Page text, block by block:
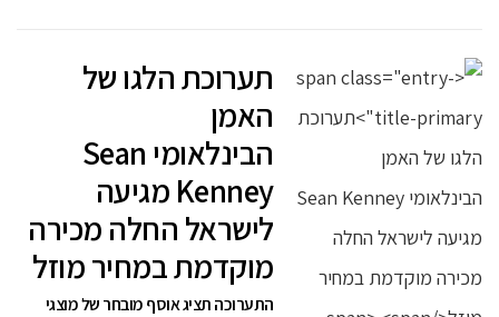
תערוכת הלגו של
האמן
הבינלאומי Sean
Kenney מגיעה
לישראל החלה מכירה
מוקדמת במחיר מוזל
התערוכה תציג אוסף מובחר של מוצגי